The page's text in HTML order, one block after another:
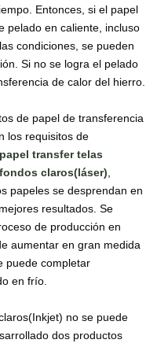
Entonces, si el papel
pelado en caliente, incluso
condiciones, se pueden
Si no se logra el pelado
de calor del hierro.
de papel de transferencia
los requisitos de
papel transfer telas
claros(láser)
papeles se desprendan en
resultados. Se
de producción en
aumentar en gran medida
puede completar
en frío.
no se puede
dos productos